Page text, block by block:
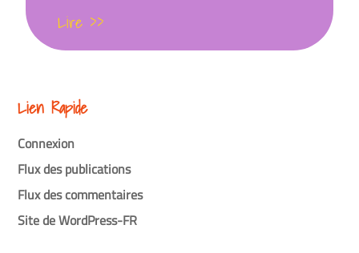
Lire >>
Lien Rapide
Connexion
Flux des publications
Flux des commentaires
Site de WordPress-FR